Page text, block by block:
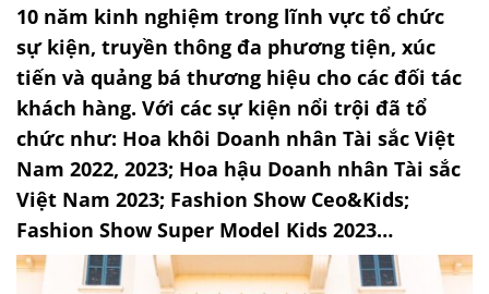
10 năm kinh nghiệm trong lĩnh vực tổ chức
sự kiện, truyền thông đa phương tiện, xúc
tiến và quảng bá thương hiệu cho các đối tác
khách hàng. Với các sự kiện nổi trội đã tổ
chức như: Hoa khôi Doanh nhân Tài sắc Việt
Nam 2022, 2023; Hoa hậu Doanh nhân Tài sắc
Việt Nam 2023; Fashion Show Ceo&Kids;
Fashion Show Super Model Kids 2023…